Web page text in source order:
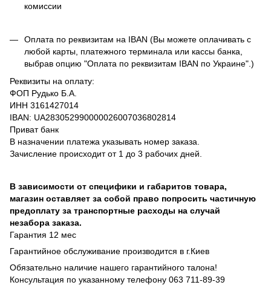
комиссии
Оплата по реквизитам на IBAN (Вы можете оплачивать с
любой карты, платежного терминала или кассы банка,
выбрав опцию "Оплата по реквизитам IBAN по Украине".)
Реквизиты на оплату:
ФОП Рудько Б.А.
ИНН 3161427014
IBAN: UA283052990000026007036802814
Приват банк
В назначении платежа указывать номер заказа.
Зачисление происходит от 1 до 3 рабочих дней.
В зависимости от специфики и габаритов товара,
магазин оставляет за собой право попросить частичную
предоплату за транспортные расходы на случай
незабора заказа.
Гарантия 12 мес
Гарантийное обслуживание производится в г.Киев
Обязательно наличие нашего гарантийного талона!
Консультация по указанному телефону 063 711-89-39